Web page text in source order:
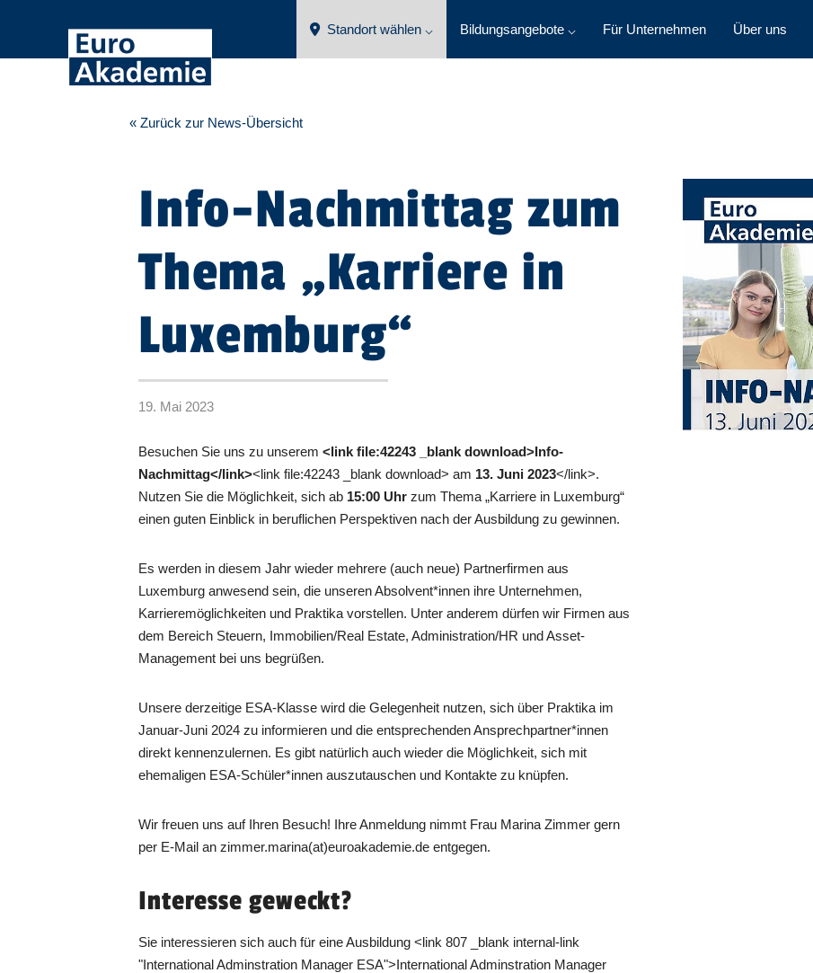
Standort wählen ⌵ Bildungsangebote ⌵ Für Unternehmen Über uns
« Zurück zur News-Übersicht
Info-Nachmittag zum
Thema „Karriere in
Luxemburg“
19. Mai 2023
Besuchen Sie uns zu unserem <link file:42243 _blank download>Info-
Nachmittag</link><link file:42243 _blank download> am 13. Juni 2023</link>.
Nutzen Sie die Möglichkeit, sich ab 15:00 Uhr zum Thema „Karriere in Luxemburg“
einen guten Einblick in beruflichen Perspektiven nach der Ausbildung zu gewinnen.
Es werden in diesem Jahr wieder mehrere (auch neue) Partnerfirmen aus
Luxemburg anwesend sein, die unseren Absolvent*innen ihre Unternehmen,
Karrieremöglichkeiten und Praktika vorstellen. Unter anderem dürfen wir Firmen aus
dem Bereich Steuern, Immobilien/Real Estate, Administration/HR und Asset-
Management bei uns begrüßen.
Unsere derzeitige ESA-Klasse wird die Gelegenheit nutzen, sich über Praktika im
Januar-Juni 2024 zu informieren und die entsprechenden Ansprechpartner*innen
direkt kennenzulernen. Es gibt natürlich auch wieder die Möglichkeit, sich mit
ehemaligen ESA-Schüler*innen auszutauschen und Kontakte zu knüpfen.
Wir freuen uns auf Ihren Besuch! Ihre Anmeldung nimmt Frau Marina Zimmer gern
per E-Mail an zimmer.marina(at)euroakademie.de entgegen.
Interesse geweckt?
Sie interessieren sich auch für eine Ausbildung <link 807 _blank internal-link
"International Adminstration Manager ESA">International Adminstration Manager